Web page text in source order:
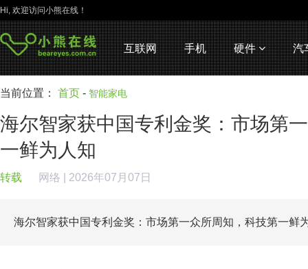
Hi, 欢迎访问小熊在线！
互联网 手机 硬件 汽
当前位置： 首页 - 智能家电
海尔智家获中国专利金奖：市场第
一鲜为人知
转载 网络 | 2026年07月07日
海尔智家获中国专利金奖：市场第一众所周知，科技第一鲜